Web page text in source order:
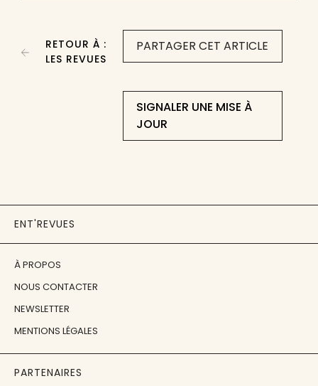
PARTAGER CET ARTICLE
SIGNALER UNE MISE À
JOUR
RETOUR À :
LES REVUES
ENT'REVUES
À PROPOS
NOUS CONTACTER
NEWSLETTER
MENTIONS LÉGALES
PARTENAIRES